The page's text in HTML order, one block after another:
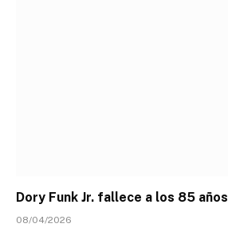
Dory Funk Jr. fallece a los 85 años
08/04/2026